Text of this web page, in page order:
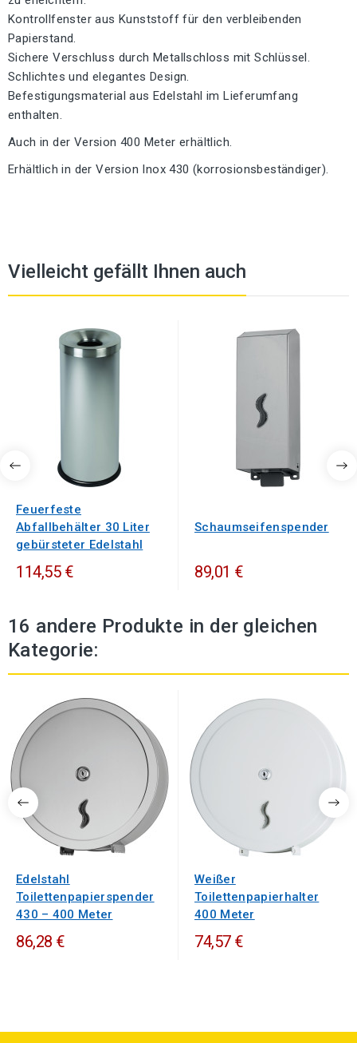
Kontrollfenster aus Kunststoff für den verbleibenden
Papierstand.
Sichere Verschluss durch Metallschloss mit Schlüssel.
Schlichtes und elegantes Design.
Befestigungsmaterial aus Edelstahl im Lieferumfang
enthalten.
Auch in der Version 400 Meter erhältlich.
Erhältlich in der Version Inox 430 (korrosionsbeständiger).
Vielleicht gefällt Ihnen auch
Feuerfeste
Abfallbehälter 30 Liter
gebürsteter Edelstahl
114,55 €
Schaumseifenspender
89,01 €
16 andere Produkte in der gleichen
Kategorie:
Edelstahl
Toilettenpapierspender
430 – 400 Meter
86,28 €
Weißer
Toilettenpapierhalter
400 Meter
74,57 €